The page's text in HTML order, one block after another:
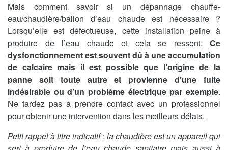
Mais comment savoir si un dépannage chauffe-
eau/chaudière/ballon d’eau chaude est nécessaire ?
Lorsqu’elle est défectueuse, cette installation peine à
produire de l’eau chaude et cela se ressent. Ce
dysfonctionnement est souvent dû à une accumulation
de calcaire mais il est possible que l’origine de la
panne soit toute autre et provienne d’une fuite
indésirable ou d’un problème électrique par exemple.
Ne tardez pas à prendre contact avec un professionnel
pour obtenir une intervention dans les meilleurs délais.
Petit rappel à titre indicatif : la chaudière est un appareil qui